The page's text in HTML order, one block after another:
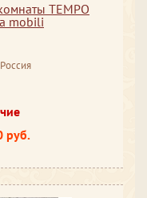
TEMPO
mobili
руб.